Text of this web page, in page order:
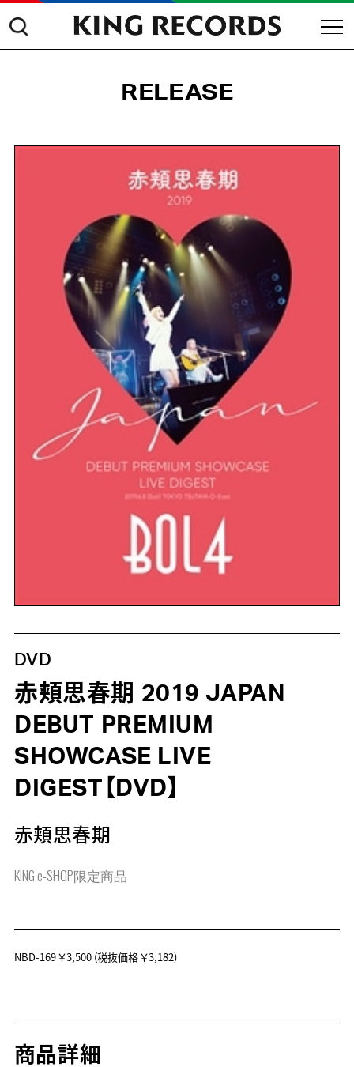
RELEASE
DVD
赤頬思春期 2019 JAPAN
DEBUT PREMIUM
SHOWCASE LIVE
DIGEST【DVD】
赤頬思春期
KING e-SHOP限定商品
NBD-169￥3,500(税抜価格 ￥3,182)
商品詳細